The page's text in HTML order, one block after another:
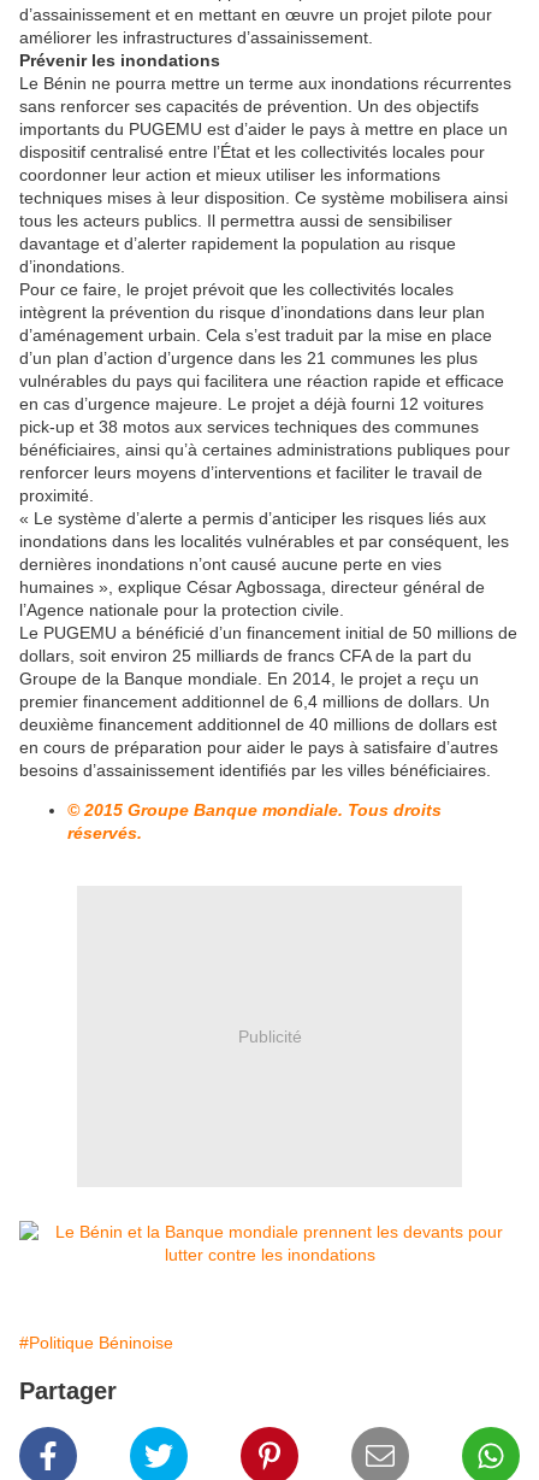
d’assainissement et en mettant en œuvre un projet pilote pour
améliorer les infrastructures d’assainissement.
Prévenir les inondations
Le Bénin ne pourra mettre un terme aux inondations récurrentes
sans renforcer ses capacités de prévention. Un des objectifs
importants du PUGEMU est d’aider le pays à mettre en place un
dispositif centralisé entre l’État et les collectivités locales pour
coordonner leur action et mieux utiliser les informations
techniques mises à leur disposition. Ce système mobilisera ainsi
tous les acteurs publics. Il permettra aussi de sensibiliser
davantage et d’alerter rapidement la population au risque
d’inondations.
Pour ce faire, le projet prévoit que les collectivités locales
intègrent la prévention du risque d’inondations dans leur plan
d’aménagement urbain. Cela s’est traduit par la mise en place
d’un plan d’action d’urgence dans les 21 communes les plus
vulnérables du pays qui facilitera une réaction rapide et efficace
en cas d’urgence majeure. Le projet a déjà fourni 12 voitures
pick-up et 38 motos aux services techniques des communes
bénéficiaires, ainsi qu’à certaines administrations publiques pour
renforcer leurs moyens d’interventions et faciliter le travail de
proximité.
« Le système d’alerte a permis d’anticiper les risques liés aux
inondations dans les localités vulnérables et par conséquent, les
dernières inondations n’ont causé aucune perte en vies
humaines », explique César Agbossaga, directeur général de
l’Agence nationale pour la protection civile.
Le PUGEMU a bénéficié d’un financement initial de 50 millions de
dollars, soit environ 25 milliards de francs CFA de la part du
Groupe de la Banque mondiale. En 2014, le projet a reçu un
premier financement additionnel de 6,4 millions de dollars. Un
deuxième financement additionnel de 40 millions de dollars est
en cours de préparation pour aider le pays à satisfaire d’autres
besoins d’assainissement identifiés par les villes bénéficiaires.
© 2015 Groupe Banque mondiale. Tous droits
réservés.
Publicité
#Politique Béninoise
Partager